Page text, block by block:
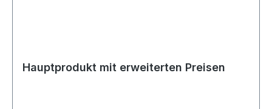
Hauptprodukt mit erweiterten Preisen